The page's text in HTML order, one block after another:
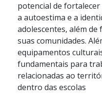
potencial de
a autoestima e a
adolescentes, além
suas comunidades.
equipamentos
fundamentais para
relacionadas ao
dentro das escolas